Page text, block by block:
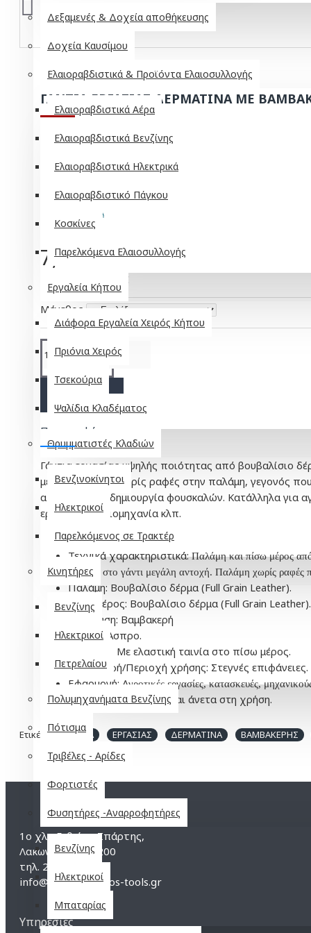
Δεξαμενές & Δοχεία αποθήκευσης
Δοχεία Καυσίμου
Ελαιοραβδιστικά & Προϊόντα Ελαιοσυλλογής
Ελαιοραβδιστικά Αέρα
Ελαιοραβδιστικά Βενζίνης
Ελαιοραβδιστικά Ηλεκτρικά
Ελαιοραβδιστικό Πάγκου
Κοσκίνες
Παρελκόμενα Ελαιοσυλλογής
Εργαλεία Κήπου
Διάφορα Εργαλεία Χειρός Κήπου
Πριόνια Χειρός
Τσεκούρια
Ψαλίδια Κλαδέματος
Θρυμματιστές Κλαδιών
Βενζινοκίνητοι
Ηλεκτρικοί
Παρελκόμενος σε Τρακτέρ
Κινητήρες
Βενζίνης
Ηλεκτρικοί
Πετρελαίου
Πολυμηχανήματα Βενζίνης
Πότισμα
Τριβέλες - Αρίδες
Φορτιστές
Φυσητήρες -Αναρροφητήρες
Βενζίνης
Ηλεκτρικοί
Μπαταρίας
ΓΑΝΤΙΑ ΕΡΓΑΣΙΑΣ ΔΕΡΜΑΤΙΝΑ ΜΕ
ΣΕ ΑΠΌΘΕΜΑ
7,00€
Χωρίς ΦΠΑ: 5,65€
Μέγεθος
ΚΑΛΆΘΙ
Περιγραφή
Γάντια εργασίας υψηλής ποιότητας από βουβαλίσιο
μεγάλη αντοχή. Χωρίς ραφές στην παλάμη, γεγονός
αποτρέπει τη δημιουργία φουσκαλών. Κατάλληλα για
εργασίες, τη βιομηχανία κλπ.
Υλικό: Δέρμα.
Τεχνικά χαρακτηριστικά:Παλάμη και πίσω μέρος
παρέχει στο γάντι μεγάλη αντοχή. Παλάμη χωρίς ραφές
Παλάμη: Βουβαλίσιο δέρμα (Full Grain Leather).
Πίσω μέρος: Βουβαλίσιο δέρμα (Full Grain Leather).
Επένδυση: Βαμβακερή
Χρώμα: Άσπρο.
Μανσέτα: Με ελαστική ταινία στο πίσω μέρος.
Περιγραφή/Περιοχή χρήσης: Στεγνές επιφάνειες.
Εφαρμογή: Αγροτικές εργασίες, κατασκευές,
Επιπλέον: Ανθεκτικά και άνετα στη χρήση.
Ετικέτες: ΓΑΝΤΙΑ ΕΡΓΑΣΙΑΣ ΔΕΡΜΑΤΙΝΑ ΒΑΜΒΑΚΕΡΗΣ
1ο χλμ Γυθείου-Σπάρτης,
Λακωνία, τ.κ. 23200
τηλ. 27330 25269
info@koutroumanos-tools.gr
Υπηρεσίες